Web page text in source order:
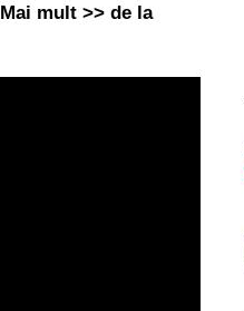
Mai mult >> de la